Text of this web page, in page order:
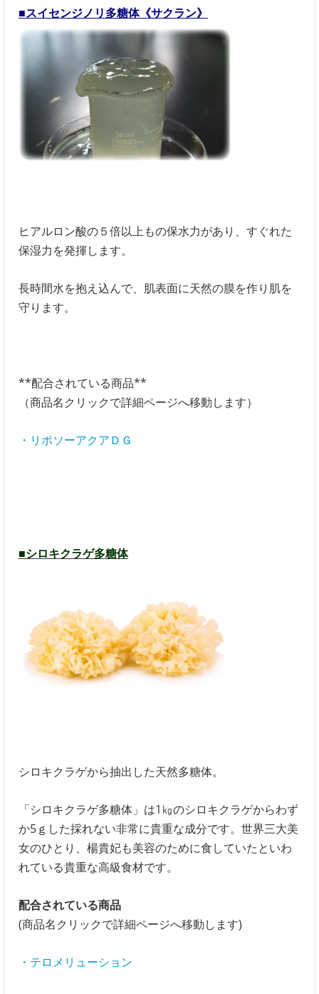
■スイセンジノリ多糖体《サクラン》
ヒアルロン酸の５倍以上もの保水力があり、すぐれた
保湿力を発揮します。
長時間水を抱え込んで、肌表面に天然の膜を作り肌を
守ります。
**配合されている商品**
（商品名クリックで詳細ページへ移動します）
・リポソーアクアＤＧ
■シロキクラゲ多糖体
シロキクラゲから抽出した天然多糖体。
「シロキクラゲ多糖体」は1㎏のシロキクラゲからわず
か5ｇした採れない非常に貴重な成分です。世界三大美
女のひとり、楊貴妃も美容のために食していたといわ
れている貴重な高級食材です。
配合されている商品
(商品名クリックで詳細ページへ移動します)
・テロメリューション